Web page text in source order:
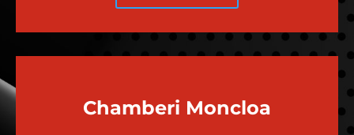
Chamberi Moncloa